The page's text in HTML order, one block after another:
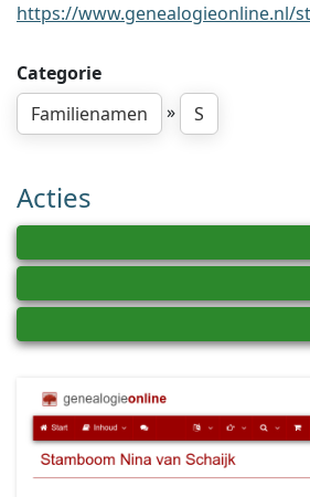
https://www.genealogieonline.nl/
Categorie
Familienamen
» S
Acties